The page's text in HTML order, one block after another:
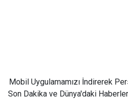
Mobil Uygulamamızı İndirerek
Son Dakika ve Dünya'daki